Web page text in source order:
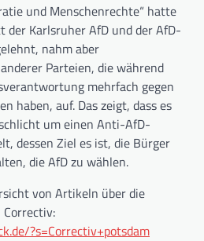
und Menschenrechte“ hatte
Karlsruher AfD und der AfD-
nahm aber
Parteien, die während
mehrfach gegen
haben, auf. Das zeigt, dass es
um einen Anti-AfD-
dessen Ziel es ist, die Bürger
die AfD zu wählen.
von Artikeln über die
?s=Correctiv+potsdam